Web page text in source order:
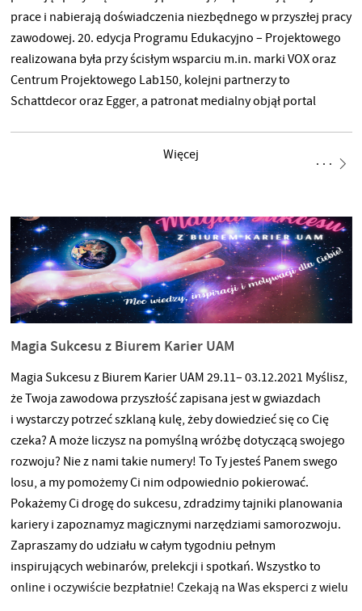
prace i nabierają doświadczenia niezbędnego w przyszłej pracy
zawodowej. 20. edycja Programu Edukacyjno – Projektowego
realizowana była przy ścisłym wsparciu m.in. marki VOX oraz
Centrum Projektowego Lab150, kolejni partnerzy to
Schattdecor oraz Egger, a patronat medialny objął portal
w październiku 2021. PE-P od lat stanowi alternatywną formę
Jest to jedyny taki program w Polsce, stawiający na współpracę
początkujących
Więcej
Magia Sukcesu z Biurem Karier UAM
Magia Sukcesu z Biurem Karier UAM 29.11– 03.12.2021 Myślisz,
że Twoja zawodowa przyszłość zapisana jest w gwiazdach
i wystarczy potrzeć szklaną kulę, żeby dowiedzieć się co Cię
czeka? A może liczysz na pomyślną wróżbę dotyczącą swojego
rozwoju? Nie z nami takie numery! To Ty jesteś Panem swego
losu, a my pomożemy Ci nim odpowiednio pokierować.
Pokażemy Ci drogę do sukcesu, zdradzimy tajniki planowania
kariery i zapoznamyz magicznymi narzędziami samorozwoju.
Zapraszamy do udziału w całym tygodniu pełnym
inspirujących webinarów, prelekcji i spotkań. Wszystko to
online i oczywiście bezpłatnie! Czekają na Was eksperci z wielu